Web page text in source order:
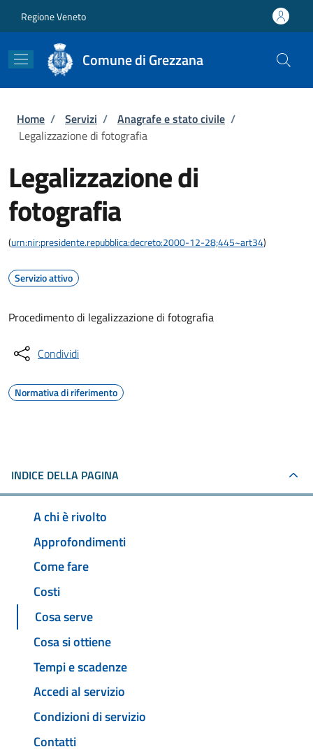
Regione Veneto
Comune di Grezzana
Briciole di pane
Home / Servizi / Anagrafe e stato civile /
Legalizzazione di fotografia
Legalizzazione di
fotografia
(urn:nir:presidente.repubblica:decreto:2000-12-28;445~art34)
Servizio attivo
Procedimento di legalizzazione di fotografia
Condividi
Normativa di riferimento
INDICE DELLA PAGINA
A chi è rivolto
Approfondimenti
Come fare
Costi
Cosa serve
Cosa si ottiene
Tempi e scadenze
Accedi al servizio
Condizioni di servizio
Contatti